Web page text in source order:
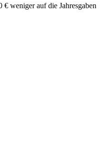
weniger auf die Jahresgaben